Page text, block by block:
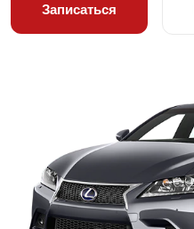
Записаться